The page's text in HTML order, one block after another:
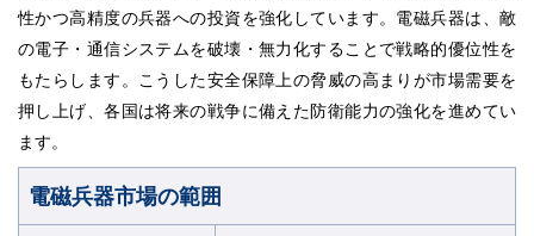
性かつ高精度の兵器への投資を強化しています。電磁兵器は、敵
の電子・通信システムを破壊・無力化することで戦略的優位性を
もたらします。こうした安全保障上の脅威の高まりが市場需要を
押し上げ、各国は将来の戦争に備えた防衛能力の強化を進めてい
ます。
電磁兵器市場の範囲